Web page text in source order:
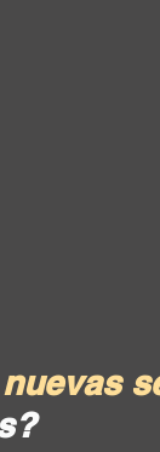
nuevas